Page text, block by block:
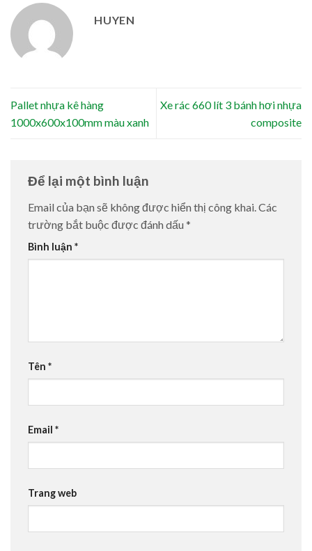
HUYEN
Pallet nhựa kê hàng
1000x600x100mm màu xanh
Xe rác 660 lít 3 bánh hơi nhựa
composite
Để lại một bình luận
Email của bạn sẽ không được hiển thị công khai. Các
trường bắt buộc được đánh dấu *
Bình luận *
Tên *
Email *
Trang web